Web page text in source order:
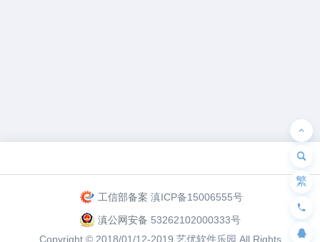
工信部备案 滇ICP备15006555号
滇公网安备 53262102000333号
Copyright © 2018/01/12-2019 艺优软件乐园 All Rights
繁